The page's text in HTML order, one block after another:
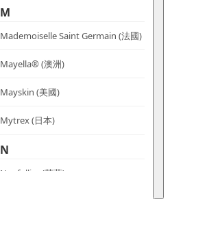
M
Mademoiselle Saint Germain (法國)
Mayella® (澳洲)
Mayskin (美國)
Mytrex (日本)
N
Neofollics (荷蘭)